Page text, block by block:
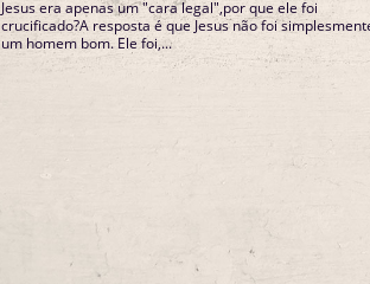
Jesus era apenas um "cara legal",por que ele foi
crucificado?A resposta é que Jesus não foi
um homem bom. Ele foi,...